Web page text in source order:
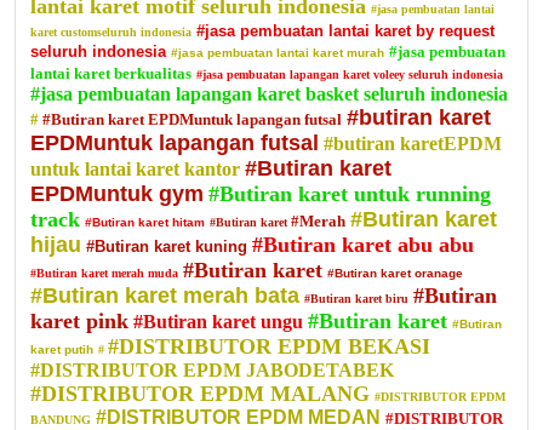
lantai karet motif seluruh indonesia #jasa pembuatan lantai
karet customseluruh indonesia #jasa pembuatan lantai karet by request
seluruh indonesia #jasa pembuatan lantai karet murah #jasa pembuatan
lantai karet berkualitas #jasa pembuatan lapangan karet voleey seluruh indonesia
#jasa pembuatan lapangan karet basket seluruh indonesia
# #Butiran karet EPDMuntuk lapangan futsal #butiran karet
EPDMuntuk lapangan futsal #butiran karetEPDM
untuk lantai karet kantor #Butiran karet
EPDMuntuk gym #Butiran karet untuk running
track #Butiran karet hitam #Butiran karet#Merah #Butiran karet
hijau #Butiran karet kuning #Butiran karet abu abu
#Butiran karet merah muda #Butiran karet #Butiran karet oranage
#Butiran karet merah bata #Butiran karet biru #Butiran
karet pink #Butiran karet ungu #Butiran karet #Butiran
karet putih # #DISTRIBUTOR EPDM BEKASI
#DISTRIBUTOR EPDM JABODETABEK
#DISTRIBUTOR EPDM MALANG #DISTRIBUTOR EPDM
BANDUNG #DISTRIBUTOR EPDM MEDAN #DISTRIBUTOR